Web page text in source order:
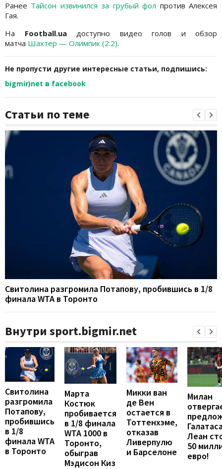
Ранее Тайсон извинился за грубый фол против Алексея
Гая.
На Football.uaдоступно видео голов и обзор
матча Шахтер — Олимпик (2:2).
Не пропусти другие интересные статьи, подпишись:
bigmir)net в facebook
Статьи по теме
Свитолина разгромила Потапову, пробившись в 1/8
финала WTA в Торонто
Внутри sport.bigmir.net
Свитолина
разгромила
Потапову,
пробившись
в 1/8
финала WTA
в Торонто
Марта
Костюк
пробивается
в 1/8 финала
WTA 1000 в
Торонто,
обыграв
Мэдисон Киз
Микки ван
де Вен
остается в
Тоттенхэме,
отказав
Ливерпулю
и Барселоне
Милан
Леан
50
евро!